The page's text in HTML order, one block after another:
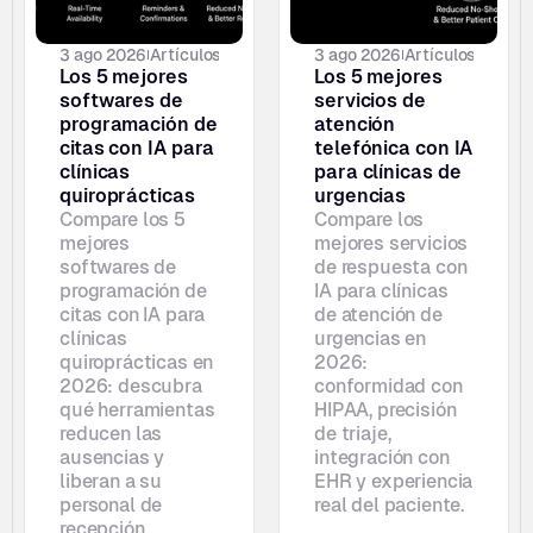
3 ago 2026 Artículos
Los 5 mejores
softwares de
programación de
citas con IA para
clínicas
quiroprácticas
Compare los 5
mejores
softwares de
programación de
citas con IA para
clínicas
quiroprácticas en
2026: descubra
qué herramientas
reducen las
ausencias y
liberan a su
personal de
3 ago 2026 Artículos
Los 5 mejores
servicios de
atención
telefónica con IA
para clínicas de
urgencias
Compare los
mejores servicios
de respuesta con
IA para clínicas
de atención de
urgencias en
2026:
conformidad con
HIPAA, precisión
de triaje,
integración con
EHR y experiencia
real del paciente.